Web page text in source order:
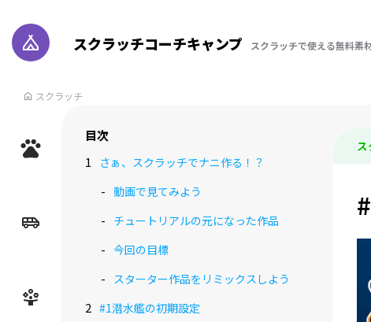
スクラッチコーチキャンプ スクラッチで使える無料素
スクラッチ
目次
さぁ、スクラッチでナニ作る！？
動画で見てみよう
チュートリアルの元になった作品
今回の目標
スターター作品をリミックスしよう
#1潜水艦の初期設定